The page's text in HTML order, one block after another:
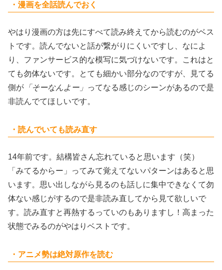
・漫画を全話読んでおく
やはり漫画の方は先にすべて読み終えてから読むのがベス
トです。読んでないと話が繋がりにくいですし、なによ
り、ファンサービス的な模写に気づけないです。これはと
ても勿体ないです。とても細かい部分なのですが、見てる
側が 「そーなんよー」 ってなる感じのシーンがあるので是
非読んでてほしいです。
・読んでいても読み直す
14年前です。結構皆さん忘れていると思います（笑）
「みてるからー」ってみて覚えてないパターンはあると思
います。思い出しながら見るのも話しに集中できなくて勿
体ない感じがするので是非読み直してから見て欲しいで
す。読み直すと再熱するっていのもありますし！高まった
状態でみるのがやはりベストです。
・アニメ勢は絶対原作を読む